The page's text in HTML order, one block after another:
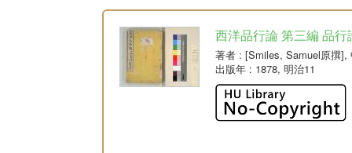
西洋品行論 第三編 品行
著者 : [Smiles, Samuel原撰
出版年 : 1878, 明治11